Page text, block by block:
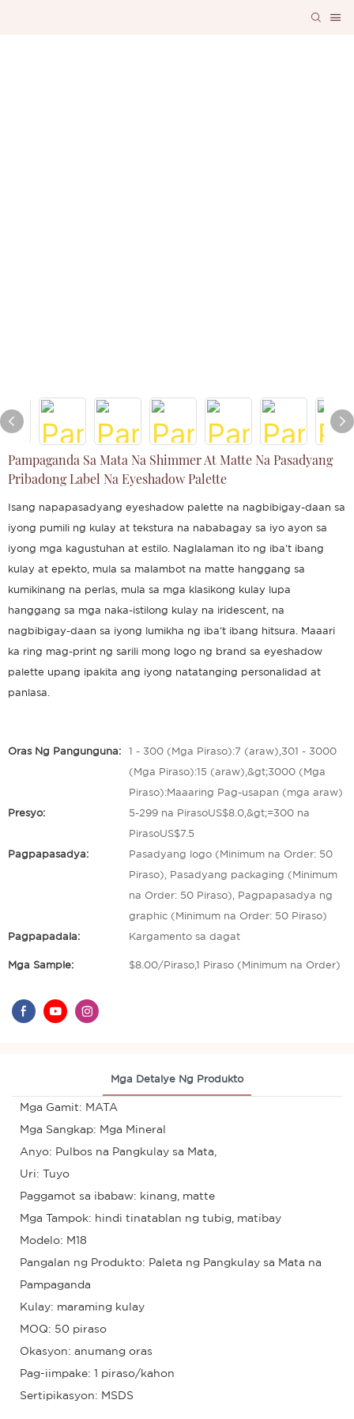
Pampaganda Sa Mata Na Shimmer At Matte Na Pasadyang
Pribadong Label Na Eyeshadow Palette
Isang napapasadyang eyeshadow palette na nagbibigay-daan sa
iyong pumili ng kulay at tekstura na nababagay sa iyo ayon sa
iyong mga kagustuhan at estilo. Naglalaman ito ng iba't ibang
kulay at epekto, mula sa malambot na matte hanggang sa
kumikinang na perlas, mula sa mga klasikong kulay lupa
hanggang sa mga naka-istilong kulay na iridescent, na
nagbibigay-daan sa iyong lumikha ng iba't ibang hitsura. Maaari
ka ring mag-print ng sarili mong logo ng brand sa eyeshadow
palette upang ipakita ang iyong natatanging personalidad at
panlasa.
Oras Ng Pangunguna: 1 - 300 (Mga Piraso):7 (araw),301 - 3000
(Mga Piraso):15 (araw),&gt;3000 (Mga
Piraso):Maaaring Pag-usapan (mga araw)
Presyo: 5-299 na PirasoUS$8.0,&gt;=300 na
PirasoUS$7.5
Pagpapasadya: Pasadyang logo (Minimum na Order: 50
Piraso), Pasadyang packaging (Minimum
na Order: 50 Piraso), Pagpapasadya ng
graphic (Minimum na Order: 50 Piraso)
Pagpapadala: Kargamento sa dagat
Mga Sample: $8.00/Piraso,1 Piraso (Minimum na Order)
Mga Detalye Ng Produkto
Mga Gamit: MATA
Mga Sangkap: Mga Mineral
Anyo: Pulbos na Pangkulay sa Mata,
Uri: Tuyo
Paggamot sa ibabaw: kinang, matte
Mga Tampok: hindi tinatablan ng tubig, matibay
Modelo: M18
Pangalan ng Produkto: Paleta ng Pangkulay sa Mata na
Pampaganda
Kulay: maraming kulay
MOQ: 50 piraso
Okasyon: anumang oras
Pag-iimpake: 1 piraso/kahon
Sertipikasyon: MSDS